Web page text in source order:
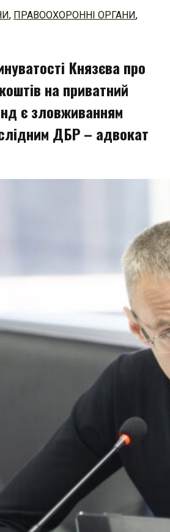
, ПРАВООХОРОННІ ОРГАНИ,
Князєва про
на приватний
є зловживанням
ДБР – адвокат